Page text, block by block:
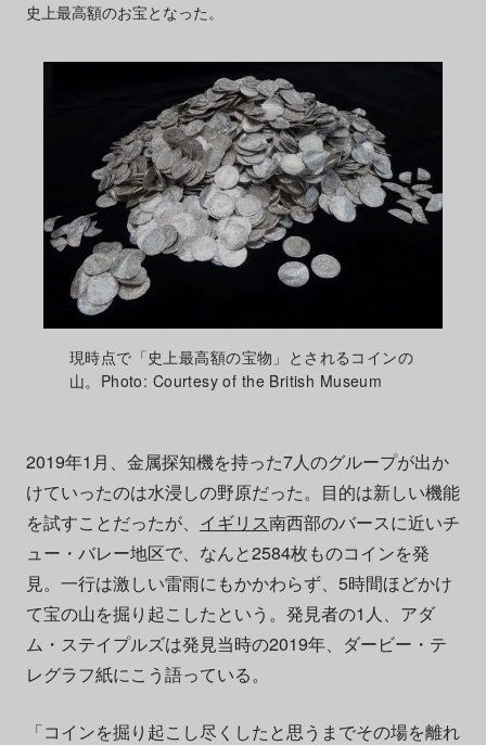
史上最高額のお宝となった。
現時点で「史上最高額の宝物」とされるコインの
山。Photo: Courtesy of the British Museum
2019年1月、金属探知機を持った7人のグループが出か
けていったのは水浸しの野原だった。目的は新しい機能
を試すことだったが、 イギリス南西部のバースに近いチ
ュー・バレー地区で、なんと2584枚ものコインを発
見。一行は激しい雷雨にもかかわらず、5時間ほどかけ
て宝の山を掘り起こしたという。発見者の1人、アダ
ム・ステイプルズは発見当時の2019年、ダービー・テ
レグラフ紙にこう語っている。
「コインを掘り起こし尽くしたと思うまでその場を離れ